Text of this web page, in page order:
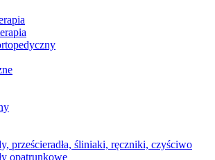
prześcieradła, śliniaki, ręczniki, czyściwo
opatrunkowe